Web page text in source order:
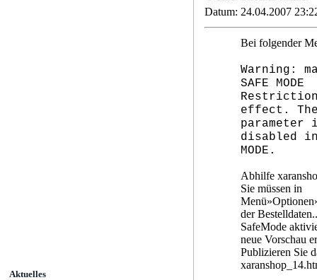
Aktuelles
Datum: 24.04.2007
Bei folgender
Warning:
SAFE MODE
effect.
parameter
disabled in
MODE.
Abhilfe
Sie müssen in
der
SafeMode
neue Vorschau
Publizieren Sie